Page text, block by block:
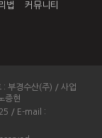
법 커뮤니티
: 부경수산(주) / 사업
증현
/ E-mail :